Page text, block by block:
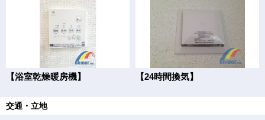
【浴室乾燥暖房機】 【24時間換気】
交通・立地